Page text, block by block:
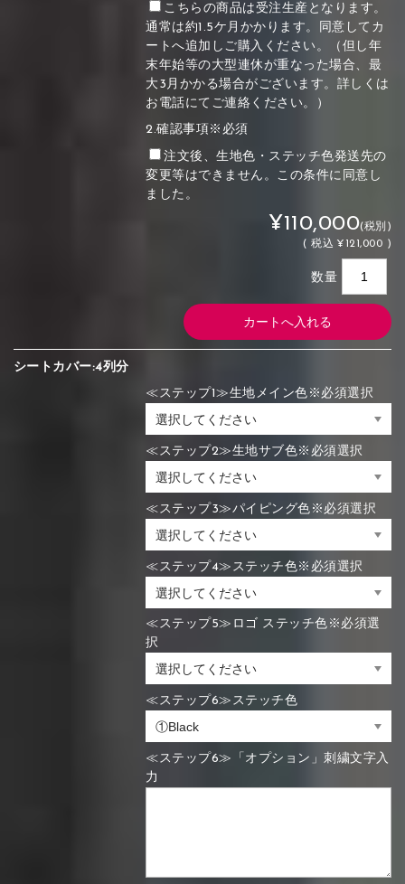
こちらの商品は受注生産となります。
通常は約1.5ケ月かかります。同意してカ
ートへ追加しご購入ください。（但し年
末年始等の大型連休が重なった場合、最
大3月かかる場合がございます。詳しくは
お電話にてご連絡ください。）
2.確認事項※必須
注文後、生地色・ステッチ色発送先の
変更等はできません。この条件に同意し
ました。
¥110,000(税別)
(税込 ¥121,000 )
数量
シートカバー:4列分
≪ステップ1≫生地メイン色※必須選択
≪ステップ2≫生地サブ色※必須選択
≪ステップ3≫パイピング色※必須選択
≪ステップ4≫ステッチ色※必須選択
≪ステップ5≫ロゴ ステッチ色※必須選
択
≪ステップ6≫ステッチ色
≪ステップ6≫「オプション」刺繍文字入
力